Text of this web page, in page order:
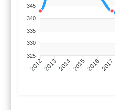
345
340
335
330
325
201220132014201520162017